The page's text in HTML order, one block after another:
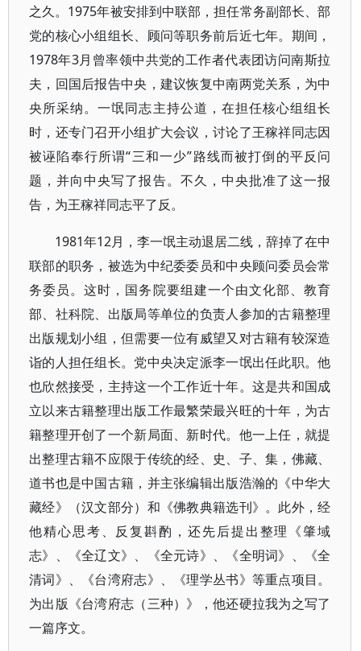
之久。1975年被安排到中联部，担任常务副部长、部
党的核心小组组长、顾问等职务前后近七年。期间，
1978年3月曾率领中共党的工作者代表团访问南斯拉
夫，回国后报告中央，建议恢复中南两党关系，为中
央所采纳。一氓同志主持公道，在担任核心组组长
时，还专门召开小组扩大会议，讨论了王稼祥同志因
被诬陷奉行所谓“三和一少”路线而被打倒的平反问
题，并向中央写了报告。不久，中央批准了这一报
告，为王稼祥同志平了反。
1981年12月，李一氓主动退居二线，辞掉了在中
联部的职务，被选为中纪委委员和中央顾问委员会常
务委员。这时，国务院要组建一个由文化部、教育
部、社科院、出版局等单位的负责人参加的古籍整理
出版规划小组，但需要一位有威望又对古籍有较深造
诣的人担任组长。党中央决定派李一氓出任此职。他
也欣然接受，主持这一个工作近十年。这是共和国成
立以来古籍整理出版工作最繁荣最兴旺的十年，为古
籍整理开创了一个新局面、新时代。他一上任，就提
出整理古籍不应限于传统的经、史、子、集，佛藏、
道书也是中国古籍，并主张编辑出版浩瀚的《中华大
藏经》（汉文部分）和《佛教典籍选刊》。此外，经
他精心思考、反复斟酌，还先后提出整理《肇域
志》、《全辽文》、《全元诗》、《全明词》、《全
清词》、《台湾府志》、《理学丛书》等重点项目。
为出版《台湾府志（三种）》，他还硬拉我为之写了
一篇序文。